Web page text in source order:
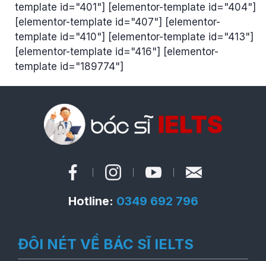
template id="401"] [elementor-template id="404"]
[elementor-template id="407"] [elementor-
template id="410"] [elementor-template id="413"]
[elementor-template id="416"] [elementor-
template id="189774"]
Hotline: 0349 692 796
ĐÔI NÉT VỀ BÁC SĨ IELTS